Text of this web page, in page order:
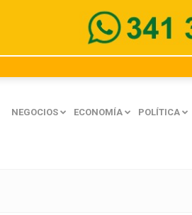
NEGOCIOS ECONOMÍA POLÍTICA